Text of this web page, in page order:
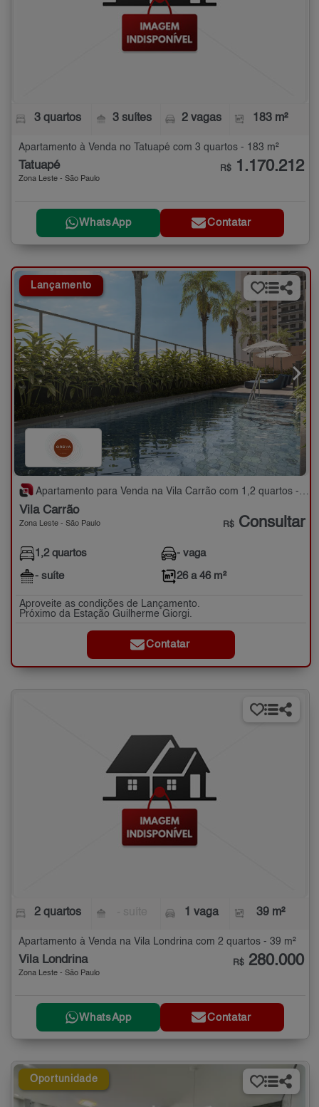
3 quartos 3 suítes 2 vagas 183 m²
Apartamento à Venda no Tatuapé com 3 quartos - 183 m²
Tatuapé
Zona Leste - São Paulo
R$ 1.170.212
WhatsApp Contatar
Lançamento
Apartamento para Venda na Vila Carrão com 1,2 quartos - 26 a 46 m²
Vila Carrão
Zona Leste - São Paulo R$ Consultar
1,2 quartos
- suíte
- vaga
26 a 46 m²
Aproveite as condições de Lançamento.
Próximo da Estação Guilherme Giorgi.
Contatar
2 quartos 1 vaga 39 m²
Apartamento à Venda na Vila Londrina com 2 quartos - 39 m²
Vila Londrina
Zona Leste - São Paulo
R$ 280.000
WhatsApp Contatar
Oportunidade